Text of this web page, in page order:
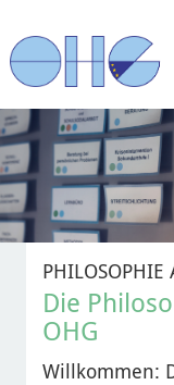
PHILOSOPHIE
Die
OHG
Willkommen: